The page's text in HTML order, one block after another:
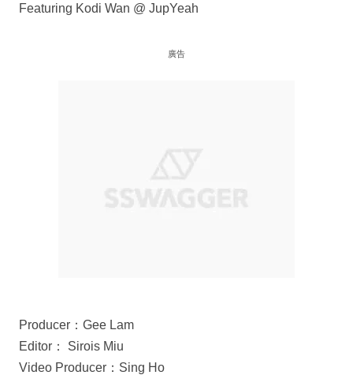
Featuring Kodi Wan @ JupYeah
廣告
Producer：Gee Lam
Editor： Sirois Miu
Video Producer：Sing Ho